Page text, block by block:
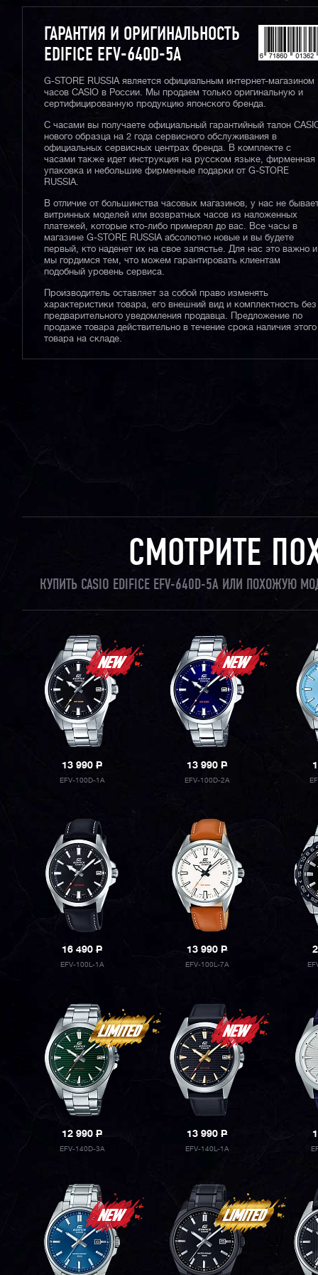
ГАРАНТИЯ И ОРИГИНАЛЬНОСТЬ
EDIFICE EFV-640D-5A
G-STORE RUSSIA является официальным интернет-магазином
часов CASIO в России. Мы продаем только оригинальную и
сертифицированную продукцию японского бренда.
С часами вы получаете официальный гарантийный талон
нового образца на 2 года сервисного обслуживания в
официальных сервисных центрах бренда. В комплекте с
часами также идет инструкция на русском языке, фирменная
упаковка и небольшие фирменные подарки от G-STORE
RUSSIA.
В отличие от большинства часовых магазинов, у нас не
витринных моделей или возвратных часов из наложенных
платежей, которые кто-либо примерял до вас. Все часы в
магазине G-STORE RUSSIA абсолютно новые и вы будете
первый, кто наденет их на свое запястье. Для нас это важно и
мы гордимся тем, что можем гарантировать клиентам
подобный уровень сервиса.
Производитель оставляет за собой право изменять
характеристики товара, его внешний вид и комплектность без
предварительного уведомления продавца. Предложение по
продаже товара действительно в течение срока наличия этого
товара на складе.
СМОТРИТЕ
КУПИТЬ CASIO EDIFICE EFV-640D-5A ИЛИ ПОХОЖУЮ
13 990P
EFV-100D-1A
13 990P
EFV-100D-2A
16 490P
EFV-100L-1A
13 990P
EFV-100L-7A
12 990P
EFV-140D-3A
13 990P
EFV-140L-1A